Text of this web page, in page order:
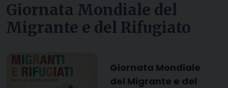
Giornata Mondiale del
Migrante e del Rifugiato
Giornata Mondiale
del Migrante e del